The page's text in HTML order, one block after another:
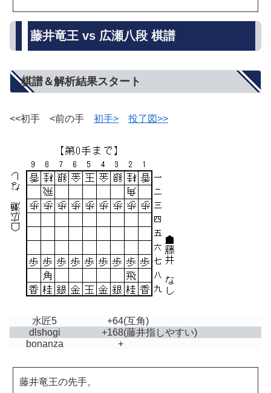
藤井竜王 vs 広瀬八段 棋譜
棋譜＆解析結果スタート
<<初手 <前の手 初手> 投了図>>
水匠5 +64(互角)
dlshogi
+168(藤井指しやすい)
bonanza
+
藤井竜王の先手。